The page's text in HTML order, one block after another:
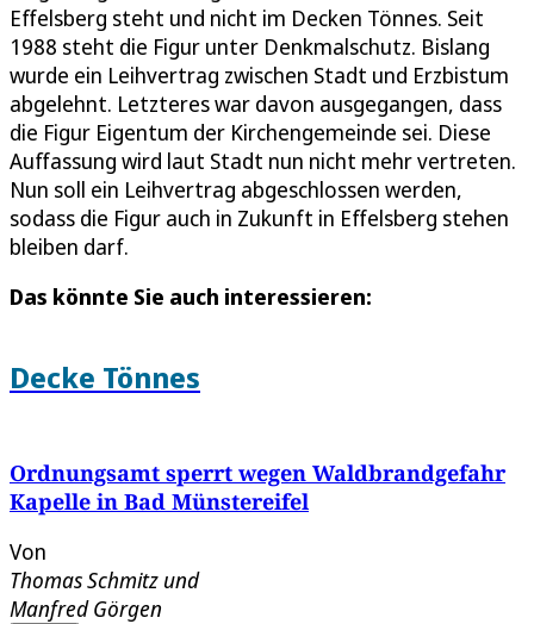
Effelsberg steht und nicht im Decken Tönnes. Seit
1988 steht die Figur unter Denkmalschutz. Bislang
wurde ein Leihvertrag zwischen Stadt und Erzbistum
abgelehnt. Letzteres war davon ausgegangen, dass
die Figur Eigentum der Kirchengemeinde sei. Diese
Auffassung wird laut Stadt nun nicht mehr vertreten.
Nun soll ein Leihvertrag abgeschlossen werden,
sodass die Figur auch in Zukunft in Effelsberg stehen
bleiben darf.
Das könnte Sie auch interessieren:
Decke Tönnes
Ordnungsamt sperrt wegen Waldbrandgefahr
Kapelle in Bad Münstereifel
Von
Thomas Schmitz und
Manfred Görgen